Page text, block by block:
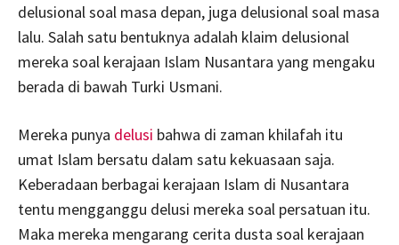
delusional soal masa depan, juga delusional soal masa
lalu. Salah satu bentuknya adalah klaim delusional
mereka soal kerajaan Islam Nusantara yang mengaku
berada di bawah Turki Usmani.
Mereka punya delusi bahwa di zaman khilafah itu
umat Islam bersatu dalam satu kekuasaan saja.
Keberadaan berbagai kerajaan Islam di Nusantara
tentu mengganggu delusi mereka soal persatuan itu.
Maka mereka mengarang cerita dusta soal kerajaan